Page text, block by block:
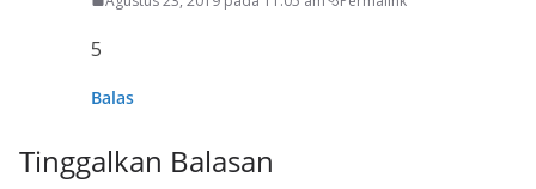
5
Balas
Tinggalkan Balasan